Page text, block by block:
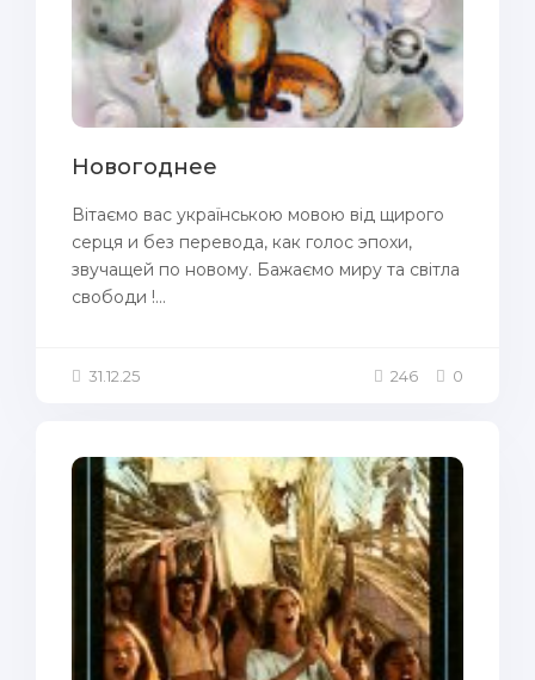
Новогоднее
Вітаємо вас українською мовою від щирого
серця и без перевода, как голос эпохи,
звучащей по новому. Бажаємо миру та світла
свободи !...
31.12.25 246 0